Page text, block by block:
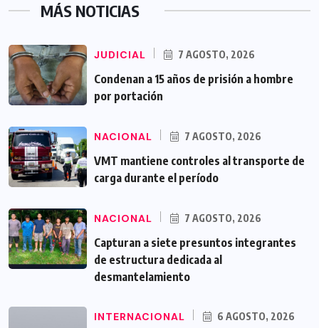
MÁS NOTICIAS
JUDICIAL 7 AGOSTO, 2026
Condenan a 15 años de prisión a hombre
por portación
NACIONAL 7 AGOSTO, 2026
VMT mantiene controles al transporte de
carga durante el período
NACIONAL 7 AGOSTO, 2026
Capturan a siete presuntos integrantes
de estructura dedicada al
desmantelamiento
INTERNACIONAL 6 AGOSTO, 2026